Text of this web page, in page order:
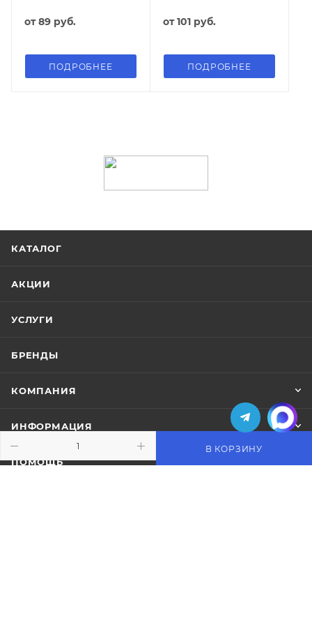
В КОРЗИНУ
от89 руб.
ПОДРОБНЕЕ
от101 руб.
ПОДРОБНЕЕ
КАТАЛОГ
АКЦИИ
УСЛУГИ
БРЕНДЫ
КОМПАНИЯ
ИНФОРМАЦИЯ
ПОМОЩЬ